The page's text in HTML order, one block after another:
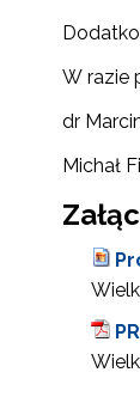
W razie
dr
Michał